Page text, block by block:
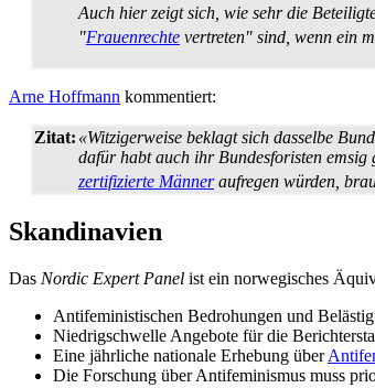
Auch hier zeigt sich, wie sehr die
"Frauenrechte vertreten" sind, wenn ein
Arne Hoffmann kommentiert:
Zitat: «Witzigerweise beklagt sich dasselbe
dafür habt auch ihr Bundes­foristen emsig
zertifizierte Männeraufregen würden,
Skandinavien
Das Nordic Expert Panel ist ein norwegisches
Antifeministischen Bedrohungen und
Niedrigschwelle Angebote für die
Eine jährliche nationale Erhebung über
Die Forschung über Antifeminismus muss